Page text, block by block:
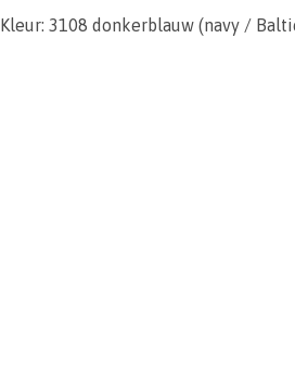
Kleur: 3108 donkerblauw (navy /